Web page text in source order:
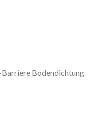
Barriere Bodendichtung